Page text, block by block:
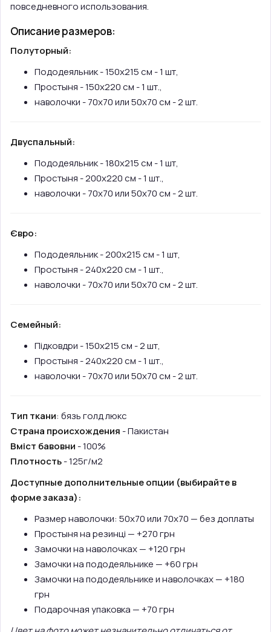
повседневного использования.
Описание размеров:
Полуторный:
Пододеяльник - 150х215 см - 1 шт,
Простыня - 150х220 см - 1 шт.,
наволочки - 70х70 или 50х70 см - 2 шт.
Двуспальный:
Пододеяльник - 180х215 см - 1 шт,
Простыня - 200х220 см - 1 шт.,
наволочки - 70х70 или 50х70 см - 2 шт.
Євро:
Пододеяльник - 200х215 см - 1 шт,
Простыня - 240х220 см - 1 шт.,
наволочки - 70х70 или 50х70 см - 2 шт.
Семейный:
Підковдри - 150х215 см - 2 шт,
Простыня - 240х220 см - 1 шт.,
наволочки - 70х70 или 50х70 см - 2 шт.
Тип ткани: бязь голд люкс
Страна происхождения - Пакистан
Вміст бавовни - 100%
Плотность- 125г/м2
Доступные дополнительные опции (выбирайте в
форме заказа):
Размер наволочки: 50х70 или 70х70 — без доплаты
Простыня на резинці — +270 грн
Замочки на наволочках — +120 грн
Замочки на пододеяльнике — +60 грн
Замочки на пододеяльнике и наволочках — +180
грн
Подарочная упаковка — +70 грн